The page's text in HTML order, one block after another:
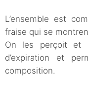
L’ensemble est
fraise qui se
On les perçoit et
d’expiration et
composition.